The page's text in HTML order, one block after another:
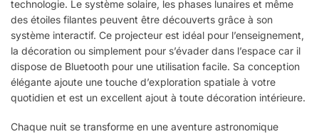
technologie. Le système solaire, les phases lunaires et même
des étoiles filantes peuvent être découverts grâce à son
système interactif. Ce projecteur est idéal pour l’enseignement,
la décoration ou simplement pour s’évader dans l’espace car il
dispose de Bluetooth pour une utilisation facile. Sa conception
élégante ajoute une touche d’exploration spatiale à votre
quotidien et est un excellent ajout à toute décoration intérieure.
Chaque nuit se transforme en une aventure astronomique